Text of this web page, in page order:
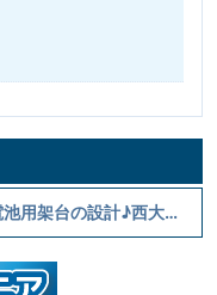
≪10月開始≫時給2300円以上★蓄電池用架台の設計♪西大路駅